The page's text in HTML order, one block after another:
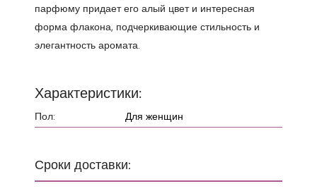
Сроки доставки:
парфюму придает его алый цвет и интересная
форма флакона, подчеркивающие стильность и
элегантность аромата.
Характеристики:
Пол: Для женщин